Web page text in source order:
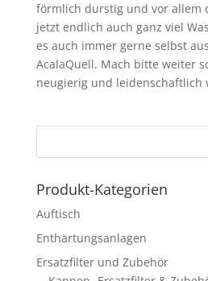
förmlich durstig und vor allem
jetzt endlich auch ganz viel
es auch immer gerne selbst
AcalaQuell. Mach bitte weiter
neugierig und leidenschaftlich
Produkt-Kategorien
Auftisch
Enthärtungsanlagen
Ersatzfilter und Zubehör